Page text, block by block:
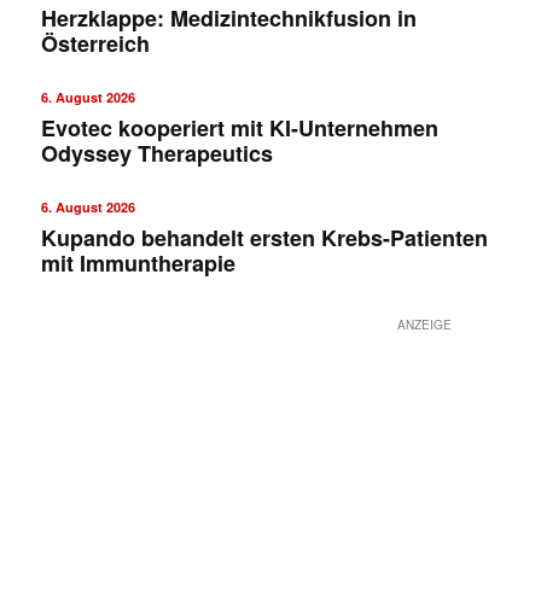
Herzklappe: Medizintechnikfusion in
Österreich
6. August 2026
Evotec kooperiert mit KI-Unternehmen
Odyssey Therapeutics
6. August 2026
Kupando behandelt ersten Krebs-Patienten
mit Immuntherapie
ANZEIGE